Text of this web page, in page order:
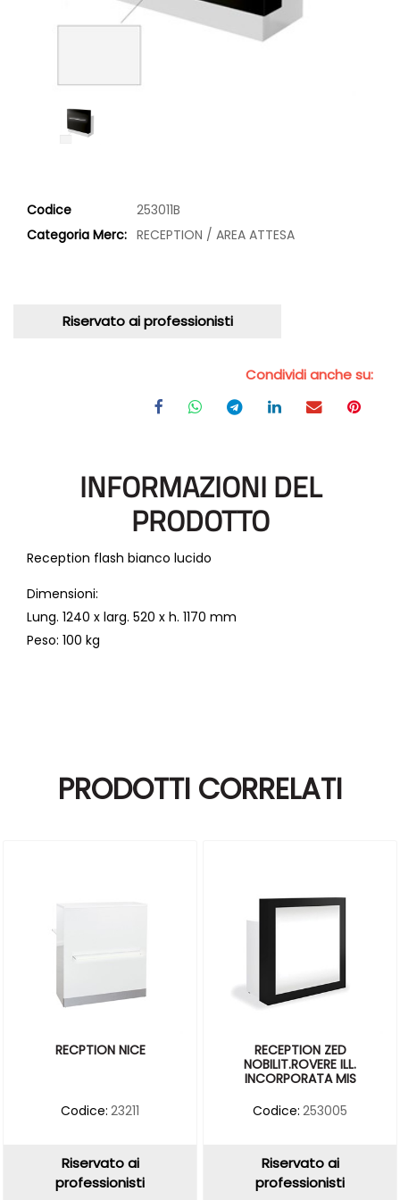
Codice
253011B
Categoria Merc: RECEPTION / AREA ATTESA
Riservato ai professionisti
Condividi anche su:
INFORMAZIONI DEL
PRODOTTO
Reception flash bianco lucido
Dimensioni:
Lung. 1240 x larg. 520 x h. 1170 mm
Peso: 100 kg
PRODOTTI CORRELATI
RECPTION NICE
Codice: 23211
Riservato ai
professionisti
RECEPTION ZED
NOBILIT.ROVERE ILL.
INCORPORATA MIS
Codice: 253005
Riservato ai
professionisti